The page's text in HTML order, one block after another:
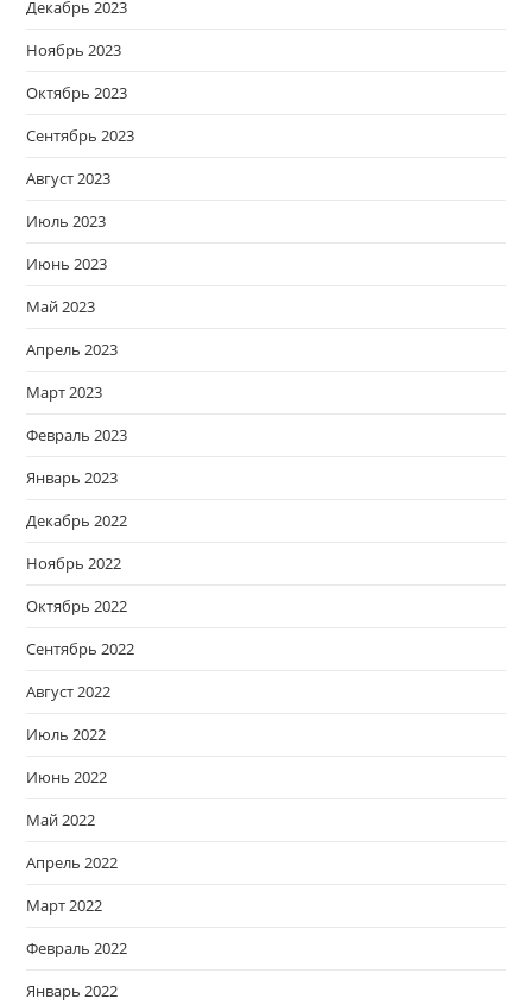
Декабрь 2023
Ноябрь 2023
Октябрь 2023
Сентябрь 2023
Август 2023
Июль 2023
Июнь 2023
Май 2023
Апрель 2023
Март 2023
Февраль 2023
Январь 2023
Декабрь 2022
Ноябрь 2022
Октябрь 2022
Сентябрь 2022
Август 2022
Июль 2022
Июнь 2022
Май 2022
Апрель 2022
Март 2022
Февраль 2022
Январь 2022